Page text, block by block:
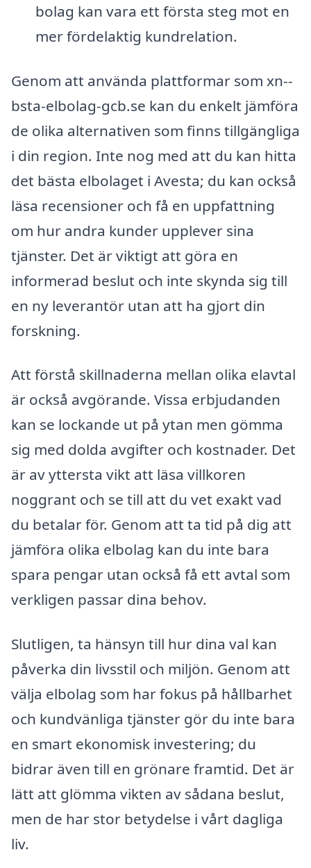
bolag kan vara ett första steg mot en
mer fördelaktig kundrelation.
Genom att använda plattformar som xn--
bsta-elbolag-gcb.se kan du enkelt jämföra
de olika alternativen som finns tillgängliga
i din region. Inte nog med att du kan hitta
det bästa elbolaget i Avesta; du kan också
läsa recensioner och få en uppfattning
om hur andra kunder upplever sina
tjänster. Det är viktigt att göra en
informerad beslut och inte skynda sig till
en ny leverantör utan att ha gjort din
forskning.
Att förstå skillnaderna mellan olika elavtal
är också avgörande. Vissa erbjudanden
kan se lockande ut på ytan men gömma
sig med dolda avgifter och kostnader. Det
är av yttersta vikt att läsa villkoren
noggrant och se till att du vet exakt vad
du betalar för. Genom att ta tid på dig att
jämföra olika elbolag kan du inte bara
spara pengar utan också få ett avtal som
verkligen passar dina behov.
Slutligen, ta hänsyn till hur dina val kan
påverka din livsstil och miljön. Genom att
välja elbolag som har fokus på hållbarhet
och kundvänliga tjänster gör du inte bara
en smart ekonomisk investering; du
bidrar även till en grönare framtid. Det är
lätt att glömma vikten av sådana beslut,
men de har stor betydelse i vårt dagliga
liv.